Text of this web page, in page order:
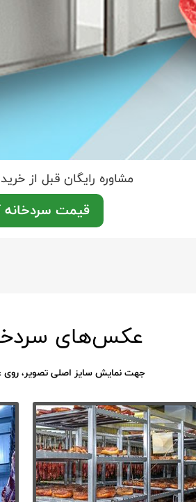
مشاوره رایگان قبل از
قیمت
عکس‌های
جهت نمایش سایز اصلی تصویر،